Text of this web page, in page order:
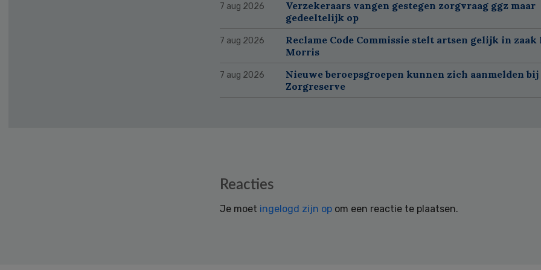
7 aug 2026
Verzekeraars vangen gestegen zorgvraag ggz maar
gedeeltelijk op
7 aug 2026
Reclame Code Commissie stelt artsen gelijk in
Morris
7 aug 2026
Nieuwe beroepsgroepen kunnen zich aanmelden
Zorgreserve
Reacties
Je moet ingelogd zijn op om een reactie te plaatsen.